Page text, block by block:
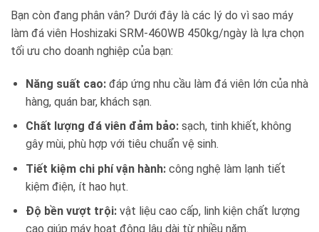
Bạn còn đang phân vân? Dưới đây là các lý do vì sao máy
làm đá viên Hoshizaki SRM-460WB 450kg/ngày là lựa chọn
tối ưu cho doanh nghiệp của bạn:
Năng suất cao:đáp ứng nhu cầu làm đá viên lớn của nhà
hàng, quán bar, khách sạn.
Chất lượng đá viên đảm bảo:sạch, tinh khiết, không
gây mùi, phù hợp với tiêu chuẩn vệ sinh.
Tiết kiệm chi phí vận hành:công nghệ làm lạnh tiết
kiệm điện, ít hao hụt.
Độ bền vượt trội:vật liệu cao cấp, linh kiện chất lượng
cao giúp máy hoạt động lâu dài từ nhiều năm.